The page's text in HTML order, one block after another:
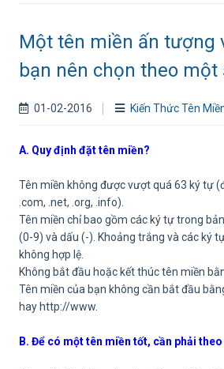
Một tên miền ấn tượng
bạn nên chọn theo một
01-02-2016 Kiến Thức Tên
A. Quy định đặt tên miền?
Tên miền không được vượt quá 63 ký tự
.com, .net, .org, .info).
Tên miền chỉ bao gồm các ký tự trong
(0-9) và dấu (-). Khoảng trắng và các ký
không hợp lệ.
Không bắt đầu hoặc kết thúc tên miền
Tên miền của bạn không cần bắt đầu
hay http://www.
B. Để có một tên miền tốt, cần phải